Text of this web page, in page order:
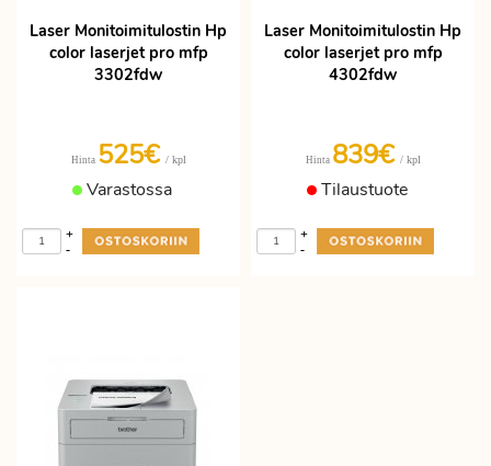
Laser Monitoimitulostin Hp
color laserjet pro mfp
3302fdw
Hinta 525€ / kpl
Varastossa
-
+
Laser Monitoimitulostin Hp
color laserjet pro mfp
4302fdw
Hinta 839€ / kpl
Tilaustuote
-
+